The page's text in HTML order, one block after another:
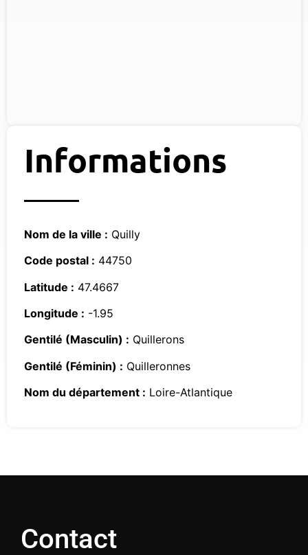
Informations
Nom de la ville : Quilly
Code postal : 44750
Latitude : 47.4667
Longitude : -1.95
Gentilé (Masculin) : Quillerons
Gentilé (Féminin) : Quilleronnes
Nom du département : Loire-Atlantique
Contact